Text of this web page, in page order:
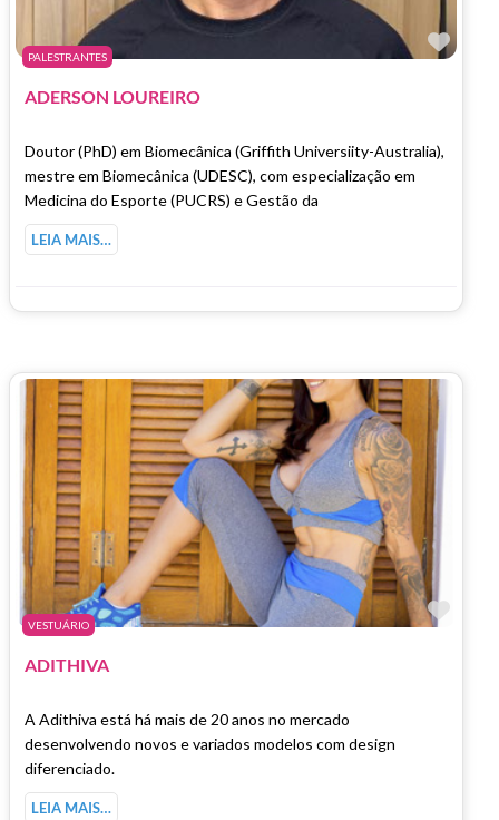
PALESTRANTES
ADERSON LOUREIRO
Doutor (PhD) em Biomecânica (Griffith Universiity-Australia),
mestre em Biomecânica (UDESC), com especialização em
Medicina do Esporte (PUCRS) e Gestão da
LEIA MAIS…
VESTUÁRIO
ADITHIVA
A Adithiva está há mais de 20 anos no mercado
desenvolvendo novos e variados modelos com design
diferenciado.
LEIA MAIS…